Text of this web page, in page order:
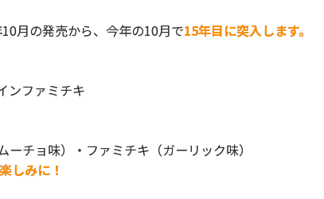
月の発売から、今年の10月で15年目に突入します。
ンファミチキ
チョ味）・ファミチキ（ガーリック味）
しみに！